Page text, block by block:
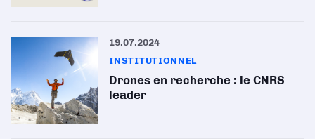
19.07.2024
INSTITUTIONNEL
Drones en recherche : le CNRS
leader